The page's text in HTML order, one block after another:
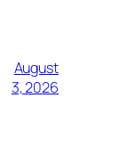
August
3, 2026